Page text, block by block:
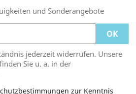
und Sonderangebote
jederzeit widerrufen. Unsere
Sie u. a. in der
zur Kenntnis